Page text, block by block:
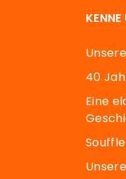
KENNE
40
Eine